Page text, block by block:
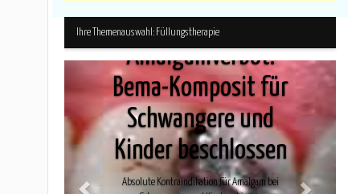
Ihre Themenauswahl: Füllungstherapie
Amalgamverbot:
Bema-Komposit für
Schwangere und
Kinder beschlossen
Absolute Kontraindikation für Amalgam bei